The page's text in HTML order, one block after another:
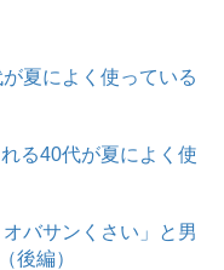
夏によく使っている
る40代が夏によく使
バサンくさい」と男
後編）